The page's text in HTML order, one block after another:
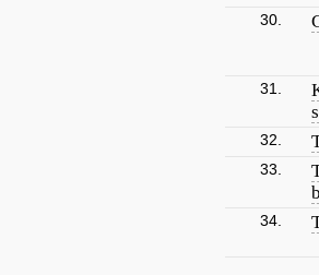
30.
31.
32.
33.
34.